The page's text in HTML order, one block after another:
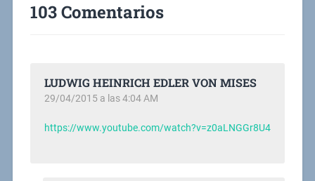
103 Comentarios
LUDWIG HEINRICH EDLER VON MISES
29/04/2015 a las 4:04 AM
https://www.youtube.com/watch?v=z0aLNGGr8U4